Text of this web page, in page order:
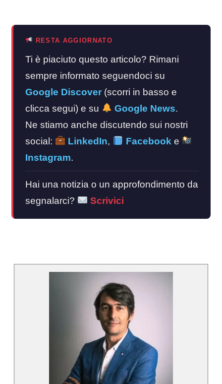
RESTA AGGIORNATO
Ti è piaciuto questo articolo? Rimani
sempre informato seguendoci su
Google Discover (scorri in basso e
clicca segui) e su
Google News.
Ne stiamo anche discutendo sui nostri
social:
LinkedIn, Facebook e
Instagram.
Hai una notizia o un approfondimento da
segnalarci?
Scrivici